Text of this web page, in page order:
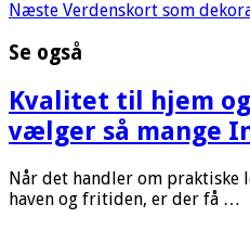
Næste Verdenskort som
Se også
Kvalitet til hjem
vælger så mange
Når det handler om praktiske
haven og fritiden, er der få …